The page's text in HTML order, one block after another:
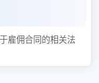
雇佣合同的相关法